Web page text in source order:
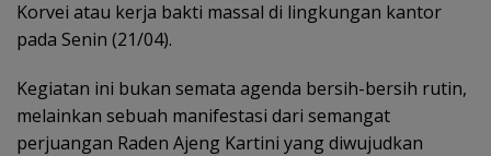
Korvei atau kerja bakti massal di lingkungan kantor
pada Senin (21/04).
Kegiatan ini bukan semata agenda bersih-bersih rutin,
melainkan sebuah manifestasi dari semangat
perjuangan Raden Ajeng Kartini yang diwujudkan